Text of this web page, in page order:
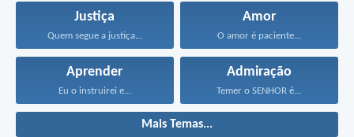
Justiça
Quem segue a justiça...
Amor
O amor é paciente...
Aprender
Eu o instruirei e...
Admiração
Temer o SENHOR é...
Mais Temas...